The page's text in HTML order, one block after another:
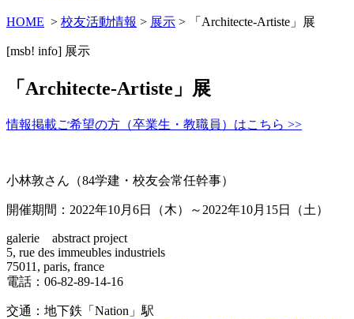
HOME > 校友活動情報 > 展示 > 「Architecte-Artiste」展
[msb! info] 展示
「Architecte-Artiste」展
情報掲載ご希望の方（卒業生・教職員）はこちら >>
小林敦さん（84学建・校友会常任幹事）
開催期間：2022年10月6日（木）～2022年10月15日（土）
galerie abstract project
5, rue des immeubles industriels
75011, paris, france
電話：06-82-89-14-16
交通：地下鉄「Nation」駅